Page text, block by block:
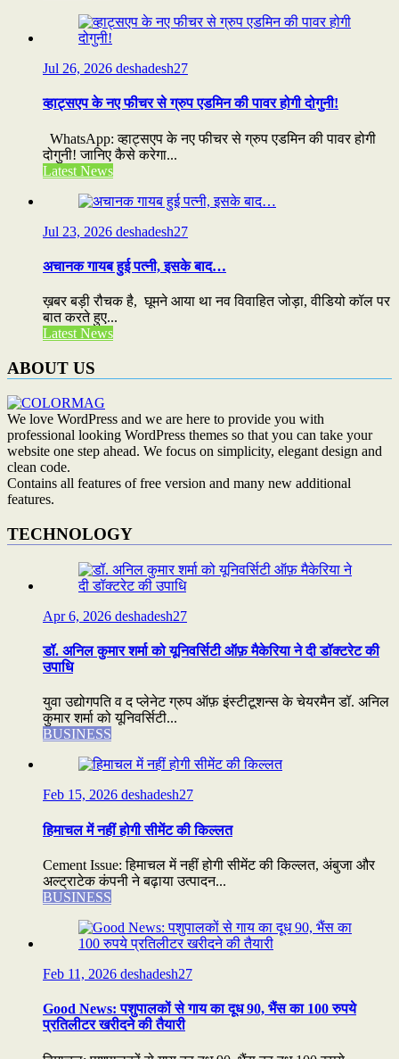
Jul 26, 2026 deshadesh27
व्हाट्सएप के नए फीचर से ग्रुप एडमिन की पावर होगी दोगुनी!
WhatsApp: व्हाट्सएप के नए फीचर से ग्रुप एडमिन की पावर होगी
दोगुनी! जानिए कैसे करेगा...
Latest News
Jul 23, 2026 deshadesh27
अचानक गायब हुई पत्नी, इसके बाद…
ख़बर बड़ी रौचक है, घूमने आया था नव विवाहित जोड़ा, वीडियो कॉल पर
बात करते हुए...
Latest News
ABOUT US
We love WordPress and we are here to provide you with
professional looking WordPress themes so that you can take your
website one step ahead. We focus on simplicity, elegant design and
clean code.
Contains all features of free version and many new additional
features.
TECHNOLOGY
Apr 6, 2026 deshadesh27
डॉ. अनिल कुमार शर्मा को यूनिवर्सिटी ऑफ़ मैकेरिया ने दी डॉक्टरेट की
उपाधि
युवा उद्योगपति व द प्लेनेट ग्रुप ऑफ़ इंस्टीटूशन्स के चेयरमैन डॉ. अनिल
कुमार शर्मा को यूनिवर्सिटी...
BUSINESS
Feb 15, 2026 deshadesh27
हिमाचल में नहीं होगी सीमेंट की किल्लत
Cement Issue: हिमाचल में नहीं होगी सीमेंट की किल्लत, अंबुजा और
अल्ट्राटेक कंपनी ने बढ़ाया उत्पादन...
BUSINESS
Feb 11, 2026 deshadesh27
Good News: पशुपालकों से गाय का दूध 90, भैंस का 100 रुपये
प्रतिलीटर खरीदने की तैयारी